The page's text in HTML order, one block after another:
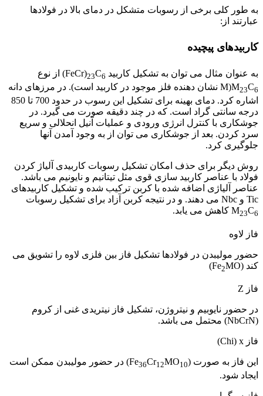
به طور کلی برخی از رسوبات متشکل در دمای بالا در فولادها
عبارتند از:
کاربیدهای پیچیده
به عنوان مثال می توان به تشکیل کاربید FeCr) 23C6
) از نوع
M)M23C6
نشان دهنده فلز موجود در کاربید است). در مرزهای دانه
اشاره کرد. دمای بهینه برای تشکیل این رسوب در حدود 700 تا 850
درجه سانتی گراد است. که در چند دقیقه صورت می گیرد. در
جوشکاری با کنترل انرژی ورودی و عملیات آنیل انحلالی و سریع
سرد کردن. بعد از جوشکاری می توان از به وجود آمدن آنها
جلوگیری کرد.
روش دیگر برای حذف امکان تشکیل رسوبات کاربیدی آلیاژ کردن
فولاد با عناصر کاربید سازی قوی مثل تیتانیم و نایونیم می باشد.
عناصر آلیاژی اضافه شده با کربن ترکیب شده و تشکیل کاربیدهای
Tic و Nbc می دهند. و در نتیجه کربن آزاد برای تشکیل رسوبات
M23C6 کاهش می یابد.
فاز لاوه
حضور مولیبدن در فولادها تشکیل فاز بین فلزی لاوه را تشویق می
کند (Fe
2MO)
فاز Z
در حضور نایوبیم و نیتروژن، تشکیل فاز نیتریدی غنی از کروم
(NbCrN) محتمل می باشد.
فاز Chi) x)
این فاز به صورت (Fe 36Cr12MO10
) در حضور مولیبدن ممکن است
ایجاد شود.